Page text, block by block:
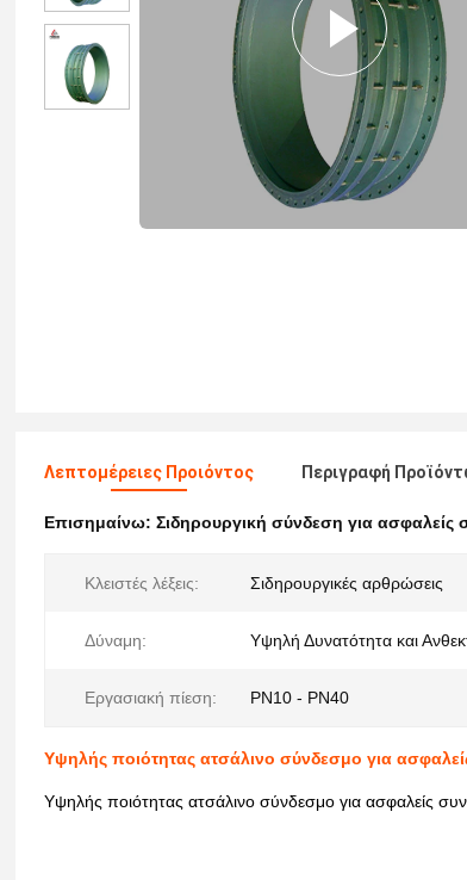
Λεπτομέρειες Προιόντος Περιγραφή
Επισημαίνω: Σιδηρουργική σύνδεση για ασφαλείς
Κλειστές λέξεις: Σιδηρουργικές αρθρώσεις
Δύναμη: Υψηλή Δυνατότητα και
Εργασιακή πίεση: PN10 - PN40
Υψηλής ποιότητας ατσάλινο σύνδεσμο για
Υψηλής ποιότητας ατσάλινο σύνδεσμο για ασφαλείς